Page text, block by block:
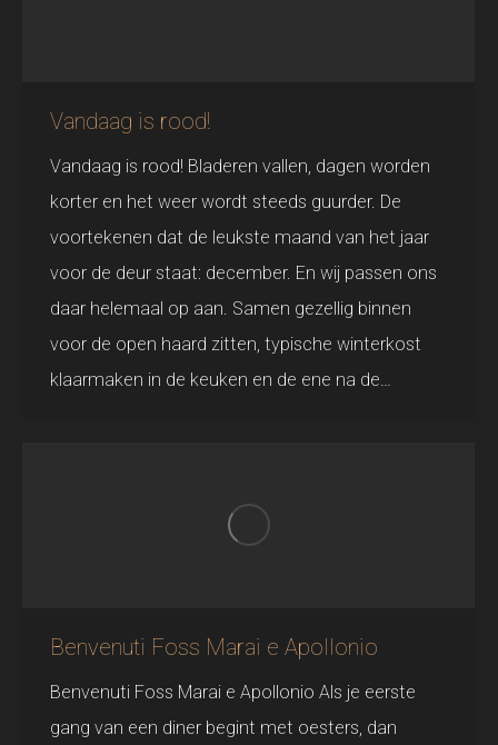
Vandaag is rood!
Vandaag is rood! Bladeren vallen, dagen worden
korter en het weer wordt steeds guurder. De
voortekenen dat de leukste maand van het jaar
voor de deur staat: december. En wij passen ons
daar helemaal op aan. Samen gezellig binnen
voor de open haard zitten, typische winterkost
klaarmaken in de keuken en de ene na de…
Benvenuti Foss Marai e Apollonio
Benvenuti Foss Marai e Apollonio Als je eerste
gang van een diner begint met oesters, dan